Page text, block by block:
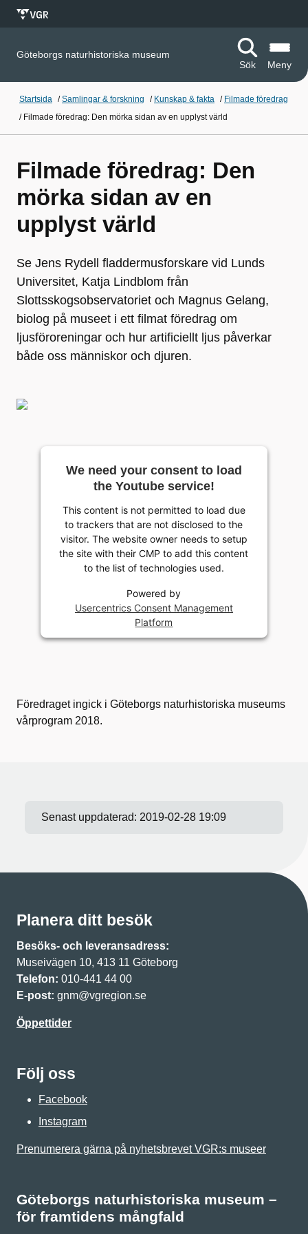
Göteborgs naturhistoriska museum
Sök
Meny
Startsida /Samlingar & forskning / Kunskap & fakta / Filmade föredrag
/ Filmade föredrag: Den mörka sidan av en upplyst värld
Filmade föredrag: Den
mörka sidan av en
upplyst värld
Se Jens Rydell fladdermusforskare vid Lunds
Universitet, Katja Lindblom från
Slottsskogsobservatoriet och Magnus Gelang,
biolog på museet i ett filmat föredrag om
ljusföroreningar och hur artificiellt ljus påverkar
både oss människor och djuren.
We need your consent to load
the Youtube service!
This content is not permitted to load due
to trackers that are not disclosed to the
visitor. The website owner needs to setup
the site with their CMP to add this content
to the list of technologies used.
Powered by
Usercentrics Consent Management
Platform
Föredraget ingick i Göteborgs naturhistoriska museums
vårprogram 2018.
Senast uppdaterad: 2019-02-28 19:09
Planera ditt besök
Besöks- och leveransadress:
Museivägen 10, 413 11 Göteborg
Telefon: 010-441 44 00
E-post: gnm@vgregion.se
Öppettider
Följ oss
Facebook
Instagram
Prenumerera gärna på nyhetsbrevet VGR:s museer
Göteborgs naturhistoriska museum –
för framtidens mångfald